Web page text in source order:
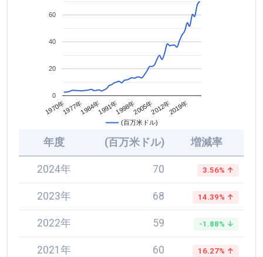
(百万米ドル)
1970年1977年1984年1991年1998年2005年2012年2019年
0
20
40
60
年度 (百万米ドル) 増減率
2024年 70 3.56% ↑
2023年 68 14.39% ↑
2022年 59 -1.88% ↓
2021年 60 16.27% ↑